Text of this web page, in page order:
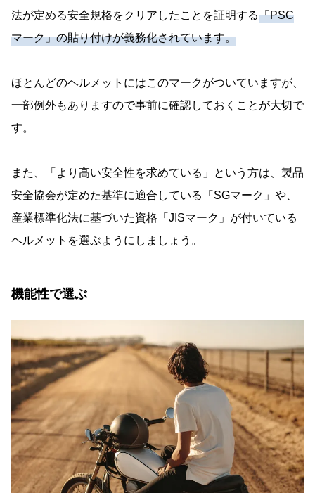
法が定める安全規格をクリアしたことを証明する「PSC
マーク」の貼り付けが義務化されています。
ほとんどのヘルメットにはこのマークがついていますが、
一部例外もありますので事前に確認しておくことが大切で
す。
また、「より高い安全性を求めている」という方は、製品
安全協会が定めた基準に適合している「SGマーク」や、
産業標準化法に基づいた資格「JISマーク」が付いている
ヘルメットを選ぶようにしましょう。
機能性で選ぶ